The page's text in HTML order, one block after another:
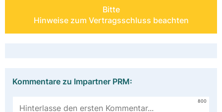
Bitte
Hinweise zum Vertragsschluss beachten
Kommentare zu Impartner PRM:
800